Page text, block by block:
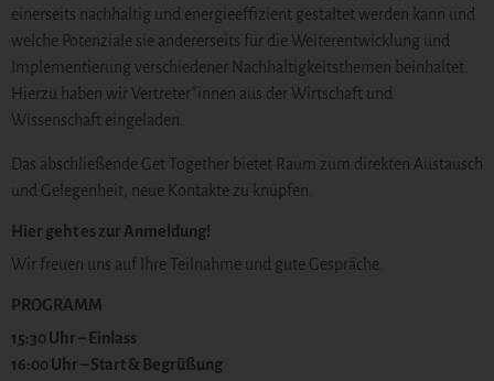
einerseits nachhaltig und energieeffizient gestaltet werden kann und
welche Potenziale sie andererseits für die Weiterentwicklung und
Implementierung verschiedener Nachhaltigkeitsthemen beinhaltet.
Hierzu haben wir Vertreter*innen aus der Wirtschaft und
Wissenschaft eingeladen.
Das abschließende Get Together bietet Raum zum direkten Austausch
und Gelegenheit, neue Kontakte zu knüpfen.
Hier geht es zur Anmeldung!
Wir freuen uns auf Ihre Teilnahme und gute Gespräche.
PROGRAMM
15:30 Uhr – Einlass
16:00 Uhr – Start & Begrüßung